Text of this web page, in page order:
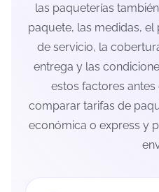
las paqueterías
paquete, las medidas,
de servicio, la
entrega y las
estos factores
comparar tarifas de
económica o express y